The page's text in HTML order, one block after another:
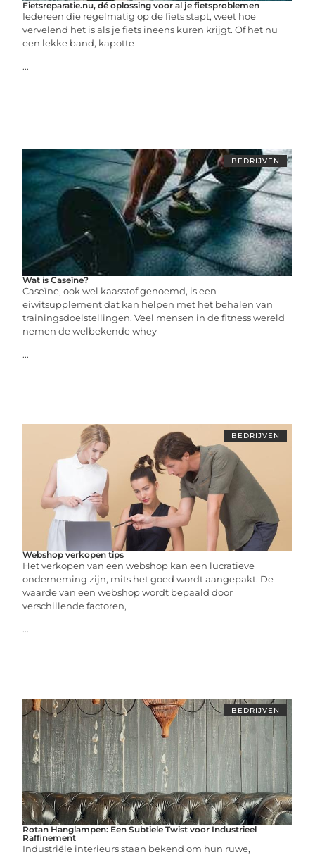
Fietsreparatie.nu, dé oplossing voor al je fietsproblemen
Iedereen die regelmatig op de fiets stapt, weet hoe
vervelend het is als je fiets ineens kuren krijgt. Of het nu
een lekke band, kapotte
...
BEDRIJVEN
Wat is Caseïne?
Caseïne, ook wel kaasstof genoemd, is een
eiwitsupplement dat kan helpen met het behalen van
trainingsdoelstellingen. Veel mensen in de fitness wereld
nemen de welbekende whey
...
BEDRIJVEN
Webshop verkopen tips
Het verkopen van een webshop kan een lucratieve
onderneming zijn, mits het goed wordt aangepakt. De
waarde van een webshop wordt bepaald door
verschillende factoren,
...
BEDRIJVEN
Rotan Hanglampen: Een Subtiele Twist voor Industrieel
Raffinement
Industriële interieurs staan bekend om hun ruwe,